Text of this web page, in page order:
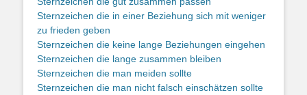
Sternzeichen die in einer Beziehung sich mit weniger
zu frieden geben
Sternzeichen die keine lange Beziehungen eingehen
Sternzeichen die lange zusammen bleiben
Sternzeichen die man meiden sollte
Sternzeichen die man nicht falsch einschätzen sollte